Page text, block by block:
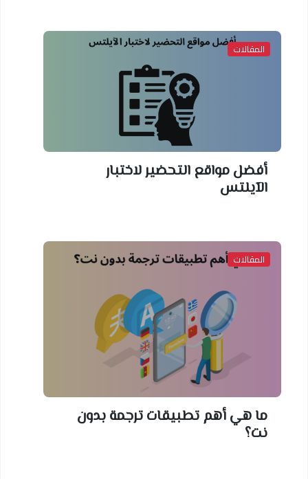
المقالات
أفضل مواقع التحضير لاختبار
الآيلتس
المقالات
ما هي أهم تطبيقات ترجمة بدون
نت؟